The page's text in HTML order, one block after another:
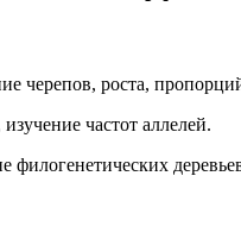
черепов, роста,
частот аллелей.
филогенетических